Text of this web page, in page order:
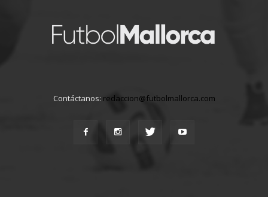
Contáctanos: redaccion@futbolmallorca.com